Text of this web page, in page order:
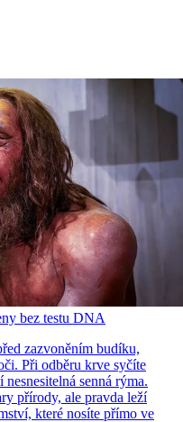
bez testu DNA
zazvoněním budíku,
Při odběru krve syčíte
senná rýma.
přírody, ale pravda leží
které nosíte přímo ve